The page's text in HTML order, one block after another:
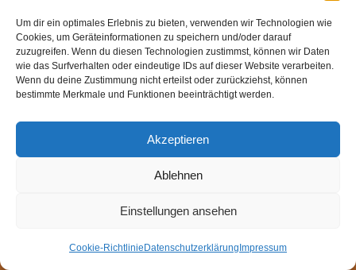
Um dir ein optimales Erlebnis zu bieten, verwenden wir Technologien wie
Cookies, um Geräteinformationen zu speichern und/oder darauf
zuzugreifen. Wenn du diesen Technologien zustimmst, können wir Daten
wie das Surfverhalten oder eindeutige IDs auf dieser Website verarbeiten.
Wenn du deine Zustimmung nicht erteilst oder zurückziehst, können
bestimmte Merkmale und Funktionen beeinträchtigt werden.
Akzeptieren
Ablehnen
Einstellungen ansehen
Cookie-Richtlinie Datenschutzerklärung Impressum
TAGEBUCH KONTAKT Impressum Datenschutz
Cookie-Richtlinie (EU)